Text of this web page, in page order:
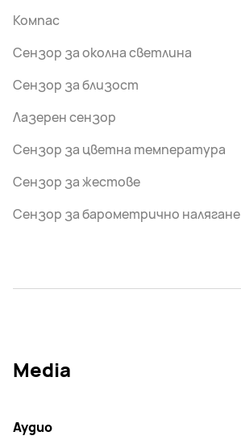
Компас
Сензор за околна светлина
Сензор за близост
Лазерен сензор
Сензор за цветна температура
Сензор за жестове
Сензор за барометрично налягане
Media
Аудио